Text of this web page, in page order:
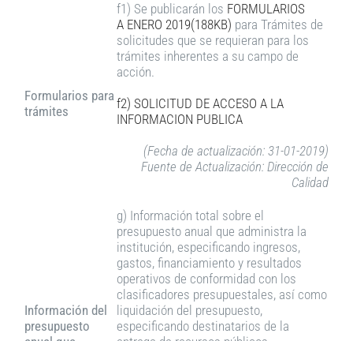
Formularios para
trámites
f1) Se publicarán los FORMULARIOS
A ENERO 2019(188KB) para Trámites de
solicitudes que se requieran para los
trámites inherentes a su campo de
acción.
f2) SOLICITUD DE ACCESO A LA
INFORMACION PUBLICA
(Fecha de actualización: 31-01-2019)
Fuente de Actualización: Dirección de
Calidad
Información del
presupuesto
g) Información total sobre el
presupuesto anual que administra la
institución, especificando ingresos,
gastos, financiamiento y resultados
operativos de conformidad con los
clasificadores presupuestales, así como
liquidación del presupuesto,
especificando destinatarios de la